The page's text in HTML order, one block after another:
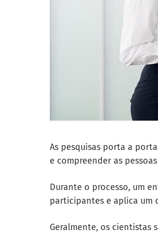
As pesquisas porta a
e compreender as
Durante o processo, um
participantes e aplica um
Geralmente, os cientistas